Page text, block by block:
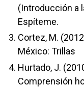
(Introducción a
Espíteme.
Cortez, M.
México: Trillas
Hurtado, J.
Comprensión